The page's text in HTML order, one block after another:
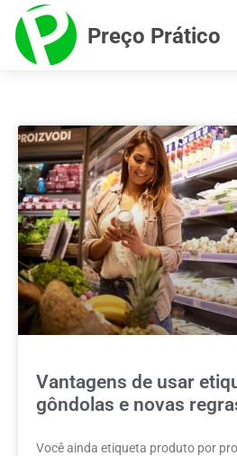
Preço Prático
Vantagens de usar
gôndolas e novas
Você ainda etiqueta produto por